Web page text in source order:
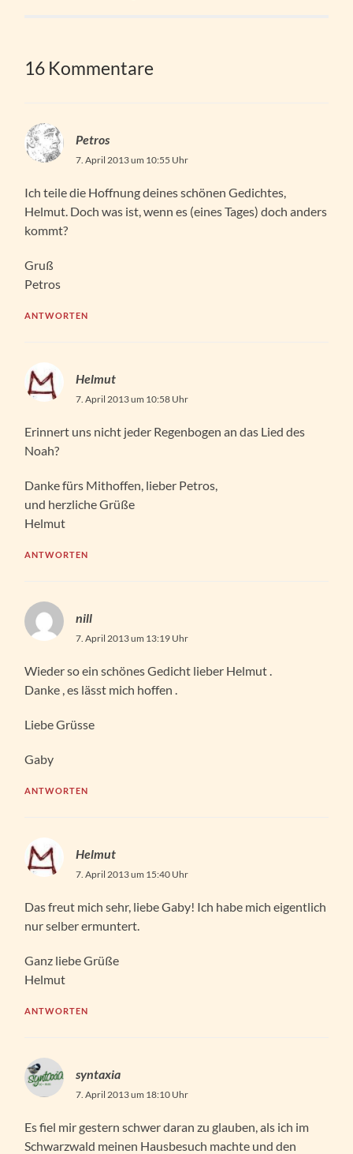
16 Kommentare
Petros
7. April 2013 um 10:55 Uhr
Ich teile die Hoffnung deines schönen Gedichtes,
Helmut. Doch was ist, wenn es (eines Tages) doch anders
kommt?
Gruß
Petros
ANTWORTEN
Helmut
7. April 2013 um 10:58 Uhr
Erinnert uns nicht jeder Regenbogen an das Lied des
Noah?
Danke fürs Mithoffen, lieber Petros,
und herzliche Grüße
Helmut
ANTWORTEN
nill
7. April 2013 um 13:19 Uhr
Wieder so ein schönes Gedicht lieber Helmut .
Danke , es lässt mich hoffen .
Liebe Grüsse
Gaby
ANTWORTEN
Helmut
7. April 2013 um 15:40 Uhr
Das freut mich sehr, liebe Gaby! Ich habe mich eigentlich
nur selber ermuntert.
Ganz liebe Grüße
Helmut
ANTWORTEN
syntaxia
7. April 2013 um 18:10 Uhr
Es fiel mir gestern schwer daran zu glauben, als ich im
Schwarzwald meinen Hausbesuch machte und den